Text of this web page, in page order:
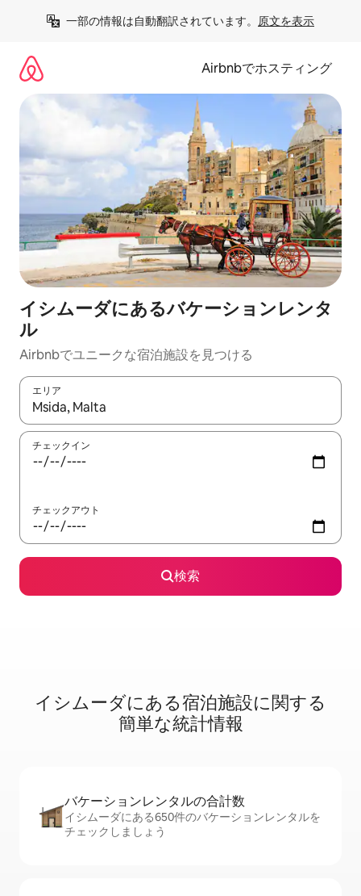
一部の情報は自動翻訳されています。 原文を表示
Airbnbでホスティング
イシムーダにあるバケーションレンタ
ル
Airbnbでユニークな宿泊施設を見つける
エリア
検索結果が表示されたら、上下の矢印キーを使って移動するか
チェックイン
チェックアウト
検索
イシムーダに⁠あ⁠る宿⁠泊⁠施⁠設⁠に関⁠す⁠る
簡⁠単⁠な統⁠計⁠情⁠報
バケーションレ⁠ン⁠タ⁠ル⁠の合⁠計⁠数
イシムーダにある650件のバケーションレンタルを
チェックしましょう